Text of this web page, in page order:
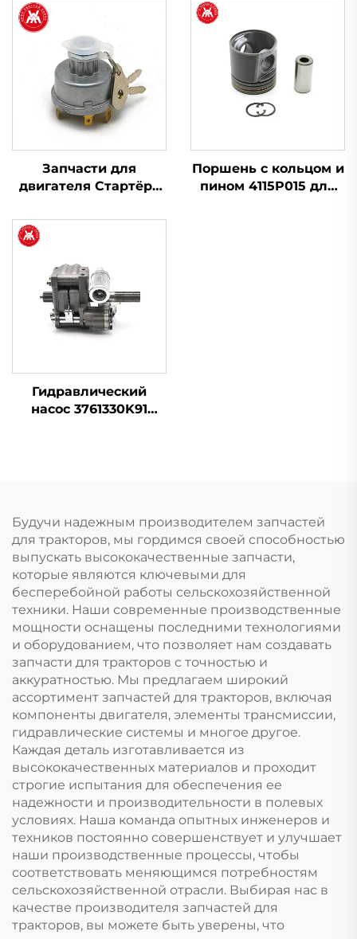
Запчасти для
двигателя Стартёра
зажигания 1446116M91
для трактора Massey
Поршень с кольцом и
пином 4115P015 для
Гидравлический
насос 3761330K91
Будучи надежным производителем запчастей
для тракторов, мы гордимся своей способностью
выпускать высококачественные запчасти,
которые являются ключевыми для
бесперебойной работы сельскохозяйственной
техники. Наши современные производственные
мощности оснащены последними технологиями
и оборудованием, что позволяет нам создавать
запчасти для тракторов с точностью и
аккуратностью. Мы предлагаем широкий
ассортимент запчастей для тракторов, включая
компоненты двигателя, элементы трансмиссии,
гидравлические системы и многое другое.
Каждая деталь изготавливается из
высококачественных материалов и проходит
строгие испытания для обеспечения ее
надежности и производительности в полевых
условиях. Наша команда опытных инженеров и
техников постоянно совершенствует и улучшает
наши производственные процессы, чтобы
соответствовать меняющимся потребностям
сельскохозяйственной отрасли. Выбирая нас в
качестве производителя запчастей для
тракторов, вы можете быть уверены, что